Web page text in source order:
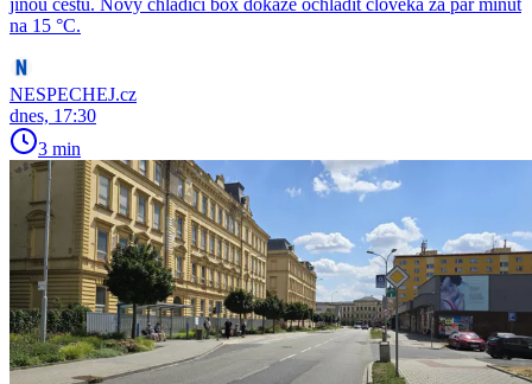
jinou cestu. Nový chladicí box dokáže ochladit člověka za pár minut
na 15 °C.
NESPECHEJ.cz
dnes, 17:30
3 min